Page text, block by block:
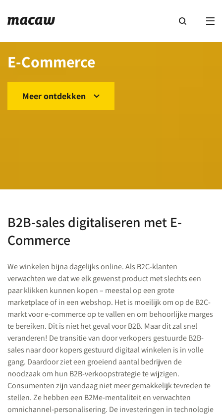
E-Commerce
Meer ontdekken
B2B-sales digitaliseren met E-
Commerce
We winkelen bijna dagelijks online. Als B2C-klanten
verwachten we dat we elk gewenst product met slechts een
paar klikken kunnen kopen – meestal op een grote
marketplace of in een webshop. Het is moeilijk om op de B2C-
markt voor e-commerce op te vallen en om behoorlijke marges
te bereiken. Dit is niet het geval voor B2B. Maar dit zal snel
veranderen! De transitie van door verkopers gestuurde B2B-
sales naar door kopers gestuurd digitaal winkelen is in volle
gang. Daardoor ziet een groeiend aantal bedrijven de
noodzaak om hun B2B-verkoopstrategie te wijzigen.
Consumenten zijn vandaag niet meer gemakkelijk tevreden te
stellen. Ze hebben een B2Me-mentaliteit en verwachten
omnichannel-personalisering. De investeringen in technologie